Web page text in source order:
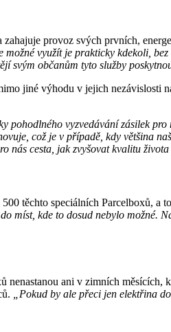
provoz svých prvních,
možné využít je prakticky kdekoli,
svým občanům tyto služby
jiné výhodu v jejich
pohodlného vyzvedávání zásilek
což je v případě, kdy většina
nás cesta, jak zvyšovat kvalitu
těchto speciálních Parcelboxů,
míst, kde to dosud nebylo možné.
nenastanou ani v zimních
„Pokud by ale přeci jen elektřina